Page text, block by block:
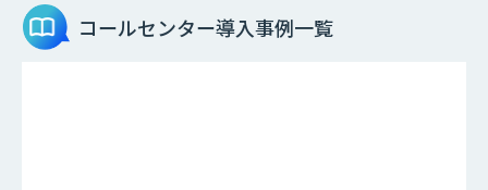
コールセンター導入事例一覧